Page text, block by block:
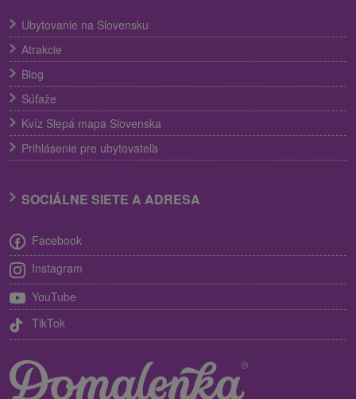
Ubytovanie na Slovensku
Atrakcie
Blog
Súťaže
Kvíz Slepá mapa Slovenska
Prihlásenie pre ubytovateľa
SOCIÁLNE SIETE A ADRESA
Facebook
Instagram
YouTube
TikTok